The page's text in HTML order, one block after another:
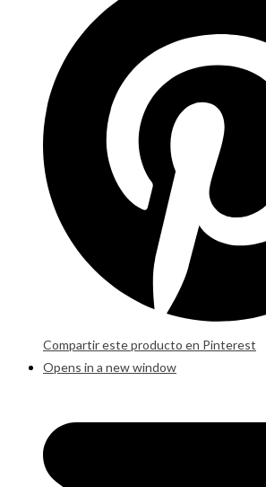
Compartir este producto en Pinterest
Opens in a new window